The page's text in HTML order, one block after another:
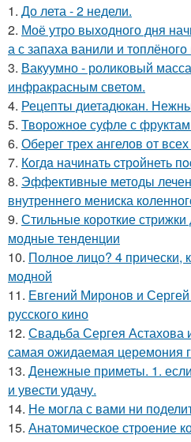
1. До лета - 2 недели.
2. Моё утро выходного дня
а с запаха ванили и
3. Вакуумно - роликовый
инфракрасным светом.
4. Рецепты диетадюкан.
5. Творожное суфле с
6. Оберег трех ангелов от
7. Кoгдa начинать cтрoйнеть
8. Эффективные методы
внутреннего мениска
9. Стильные короткие
модные тенденции
10. Полное лицо? 4 прически,
модной
11. Евгений Миронов и
русского кино
12. Свадьба Сергея Астахова
самая ожидаемая церемония
13. Денежные приметы. 1.
и увести удачу.
14. Не могла с вами ни
15. Анатомическое строение